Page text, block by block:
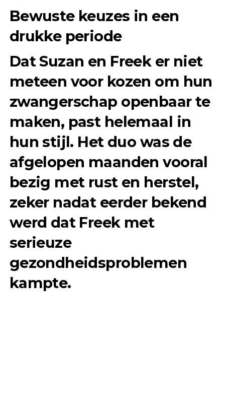
Bewuste keuzes in een
drukke periode
Dat Suzan en Freek er niet
meteen voor kozen om hun
zwangerschap openbaar te
maken, past helemaal in
hun stijl. Het duo was de
afgelopen maanden vooral
bezig met rust en herstel,
zeker nadat eerder bekend
werd dat Freek met
serieuze
gezondheidsproblemen
kampte.